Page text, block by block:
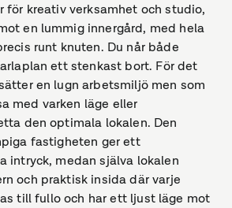
för kreativ verksamhet och studio,
en lummig innergård, med hela
runt knuten. Du når både
ett stenkast bort. För det
en lugn arbetsmiljö men som
med varken läge eller
den optimala lokalen. Den
fastigheten ger ett
intryck, medan själva lokalen
och praktisk insida där varje
till fullo och har ett ljust läge mot